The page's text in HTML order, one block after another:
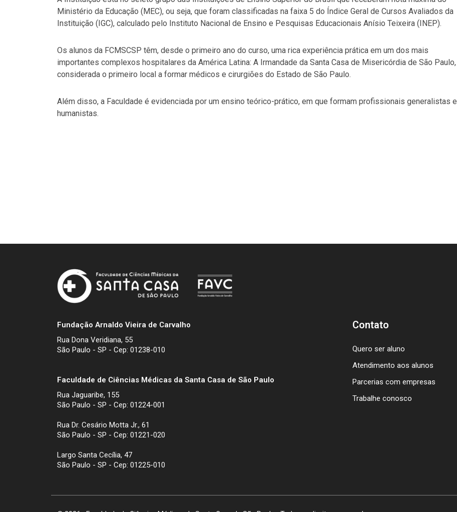
Ministério da Educação (MEC), ou seja, que foram classificadas na faixa 5 do Índice Geral de Cursos Avaliados da
Instituição (IGC), calculado pelo Instituto Nacional de Ensino e Pesquisas Educacionais Anísio Teixeira (INEP).
Os alunos da FCMSCSP têm, desde o primeiro ano do curso, uma rica experiência prática em um dos mais
importantes complexos hospitalares da América Latina: A Irmandade da Santa Casa de Misericórdia de São Paulo,
considerada o primeiro local a formar médicos e cirurgiões do Estado de São Paulo.
Além disso, a Faculdade é evidenciada por um ensino teórico-prático, em que formam profissionais generalistas e
humanistas.
Fundação Arnaldo Vieira de Carvalho
Rua Dona Veridiana, 55
São Paulo - SP - Cep: 01238-010
Faculdade de Ciências Médicas da Santa Casa de São Paulo
Rua Jaguaribe, 155
São Paulo - SP - Cep: 01224-001
Rua Dr. Cesário Motta Jr., 61
São Paulo - SP - Cep: 01221-020
Largo Santa Cecília, 47
São Paulo - SP - Cep: 01225-010
Contato
Quero ser aluno
Atendimento aos alunos
Parcerias com empresas
Trabalhe conosco